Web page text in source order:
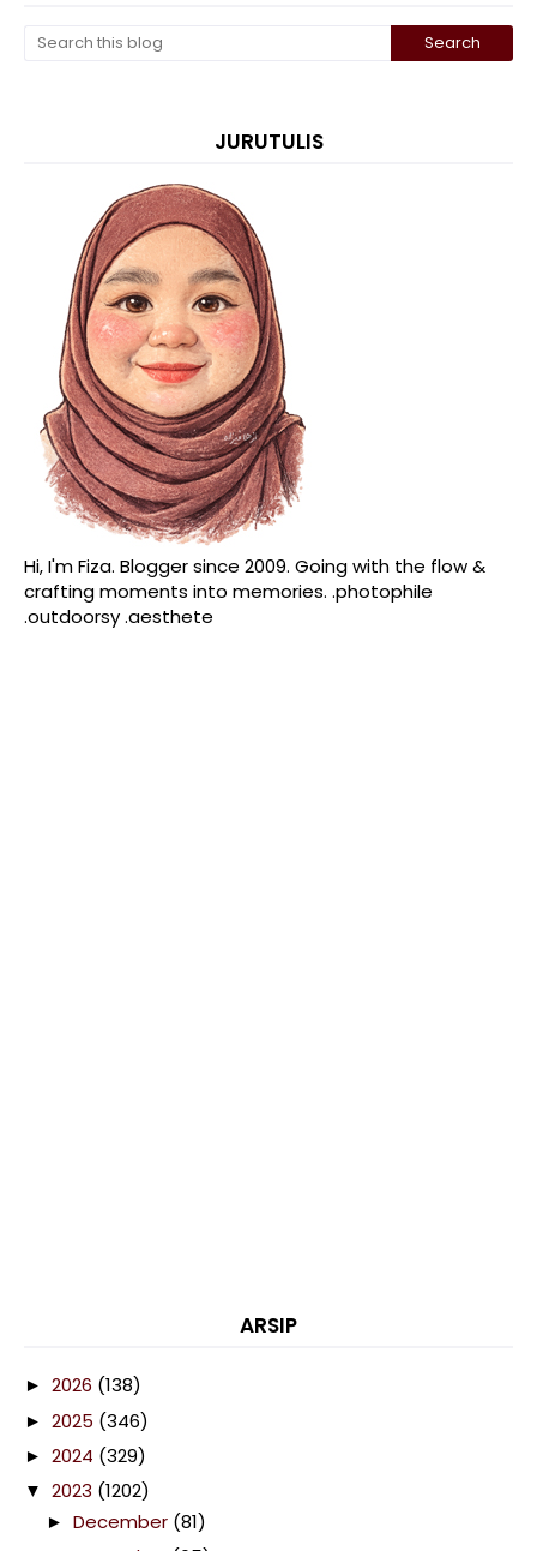
JURUTULIS
Hi, I'm Fiza. Blogger since 2009. Going with the flow &
crafting moments into memories. .photophile
.outdoorsy .aesthete
ARSIP
► 2026 (138)
► 2025 (346)
► 2024 (329)
▼ 2023 (1202)
► December (81)